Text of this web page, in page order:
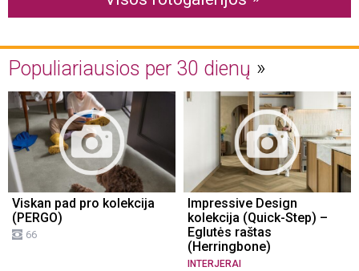
Populiariausios per 30 dienų
Viskan pad pro kolekcija
(PERGO)
66
Impressive Design
kolekcija (Quick-Step) –
Eglutės raštas
(Herringbone)
INTERJERAI